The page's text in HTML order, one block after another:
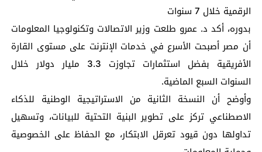
الرقمية خلال 7 سنوات
بدوره، أكد د. عمرو طلعت وزير الاتصالات وتكنولوجيا المعلومات
أن مصر أصبحت الأسرع في خدمات الإنترنت على مستوى القارة
الأفريقية بفضل استثمارات تجاوزت 3.3 مليار دولار خلال
السنوات السبع الماضية.
وأوضح أن النسخة الثانية من الاستراتيجية الوطنية للذكاء
الاصطناعي تركز على تطوير البنية التحتية للبيانات، وتسهيل
تداولها دون قيود تعرقل الابتكار، مع الحفاظ على الخصوصية